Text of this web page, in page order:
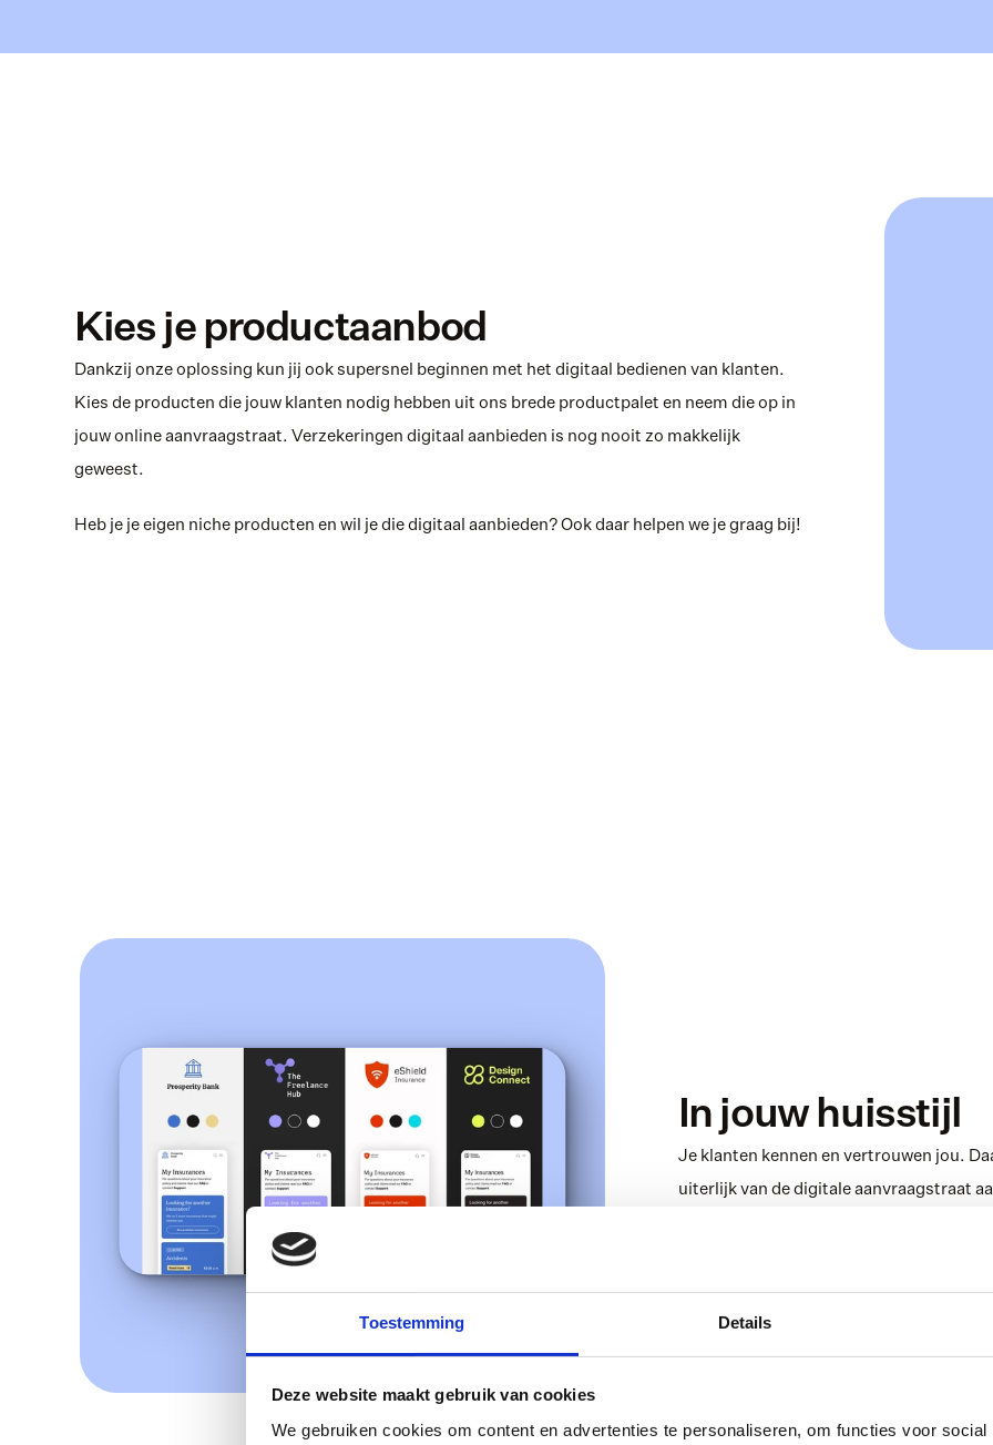
Toestemming Details
Deze website maakt gebruik van cookies
We gebruiken cookies om content en advertenties te personaliseren, om functies voor
Kies je productaanbod
Dankzij onze oplossing kun jij ook supersnel beginnen met het digitaal bedienen van klanten.
Kies de producten die jouw klanten nodig hebben uit ons brede productpalet en neem die op in
jouw online aanvraagstraat. Verzekeringen digitaal aanbieden is nog nooit zo makkelijk
geweest.
Heb je je eigen niche producten en wil je die digitaal aanbieden? Ook daar helpen we je graag bij!
In jouw huisstijl
Je klanten kennen en vertrouwen jou.
uiterlijk van de digitale aanvraagstraat